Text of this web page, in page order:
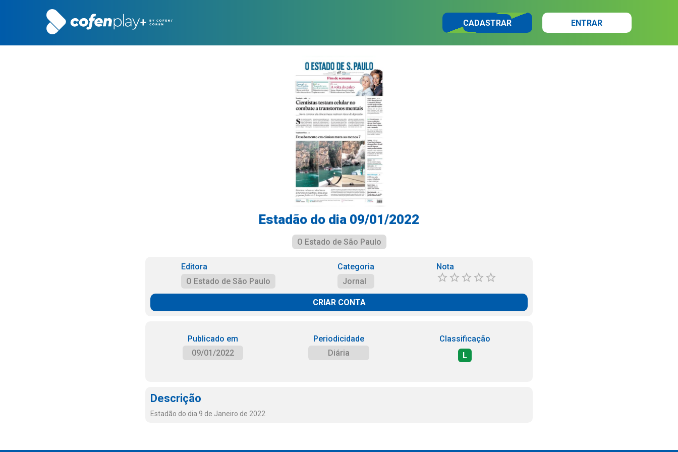
CADASTRAR ENTRAR
Estadão do dia 09/01/2022
O Estado de São Paulo
Editora
O Estado de São Paulo
Categoria
Jornal
Nota
CRIAR CONTA
Publicado em
09/01/2022
Periodicidade
Diária
Classificação
L
Descrição
Estadão do dia 9 de Janeiro de 2022